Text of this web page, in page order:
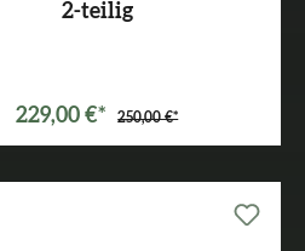
2-teilig
229,00 €* 250,00 €*